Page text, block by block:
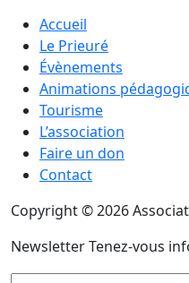
Accueil
Le Prieuré
Évènements
Animations
Tourisme
L’association
Faire un don
Contact
Copyright © 2026
NewsletterTenez-vous